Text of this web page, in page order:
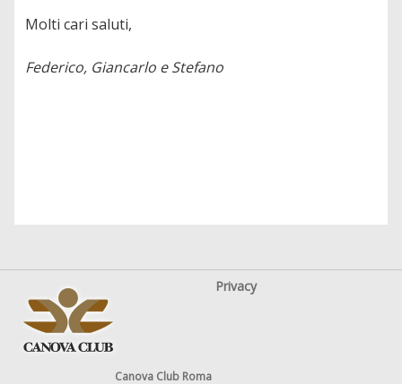
Molti cari saluti,
Federico, Giancarlo e Stefano
Privacy
Canova Club Roma